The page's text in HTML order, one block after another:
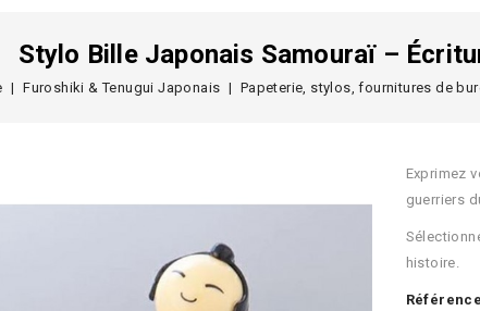
Stylo Bille Japonais Samouraï –
Furoshiki & Tenugui Japonais Papeterie, stylos, fournitures de
Exprimez
guerriers
histoire.